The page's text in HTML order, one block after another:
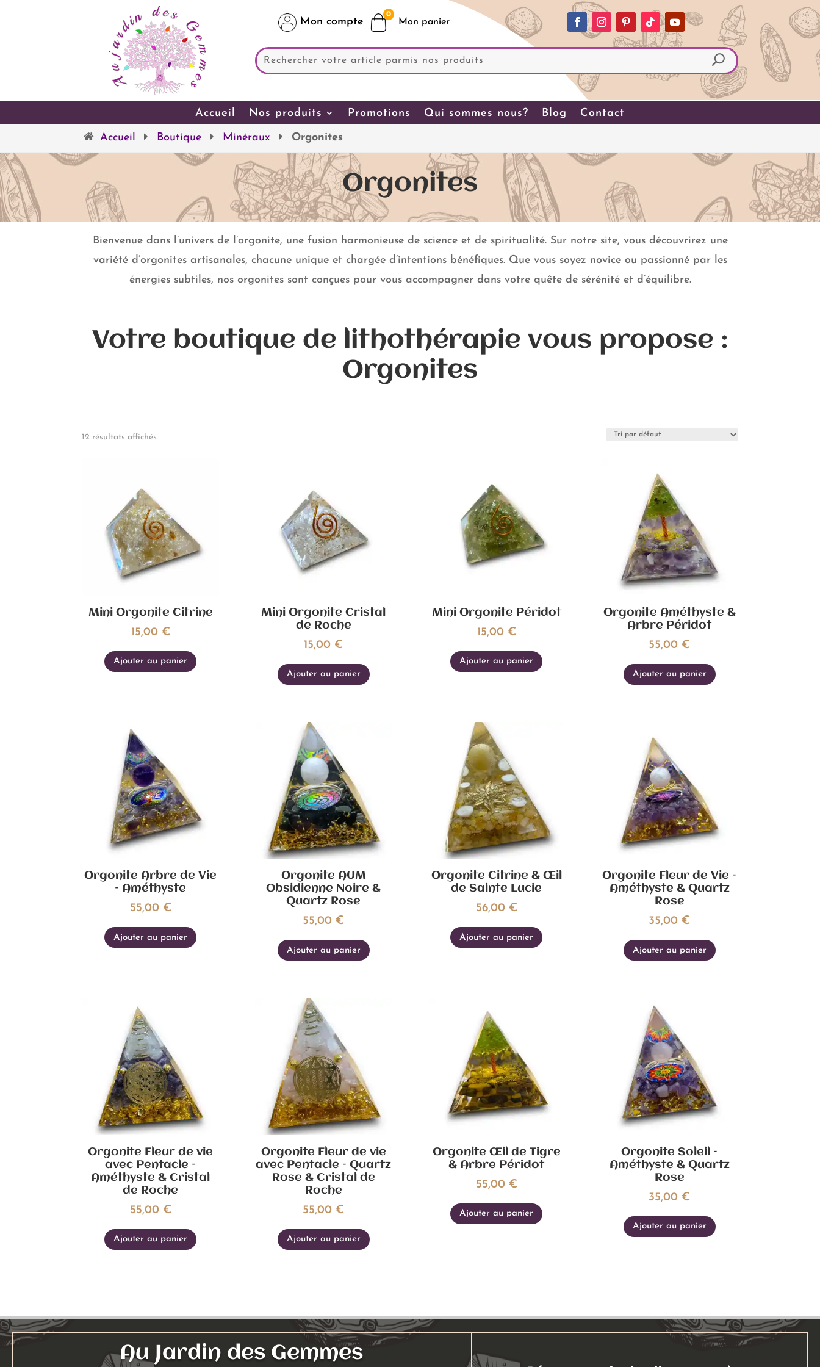
Mon compte
0
Accueil Nos produits Promotions Qui sommes nous? Blog Contact
Accueil Boutique Minéraux Orgonites
Orgonites
Bienvenue dans l’univers de l’orgonite, une fusion harmonieuse de science et de spiritualité. Sur notre site, vous découvrirez une
variété d’orgonites artisanales, chacune unique et chargée d’intentions bénéfiques. Que vous soyez novice ou passionné par les
énergies subtiles, nos orgonites sont conçues pour vous accompagner dans votre quête de sérénité et d’équilibre.
Votre boutique de lithothérapie vous propose :
Orgonites
12 résultats affichés
Mini Orgonite Citrine
15,00 €
Ajouter au panier
Mini Orgonite Cristal
de Roche
15,00 €
Ajouter au panier
Mini Orgonite Péridot
15,00 €
Ajouter au panier
Orgonite Améthyste &
Arbre Péridot
55,00 €
Ajouter au panier
Orgonite Arbre de Vie
– Améthyste
55,00 €
Ajouter au panier
Orgonite AUM
Obsidienne Noire &
Quartz Rose
55,00 €
Ajouter au panier
Orgonite Citrine & Œil
de Sainte Lucie
56,00 €
Ajouter au panier
Orgonite Fleur de Vie –
Améthyste & Quartz
Rose
35,00 €
Ajouter au panier
Orgonite Fleur de vie
avec Pentacle –
Améthyste & Cristal
de Roche
55,00 €
Ajouter au panier
Orgonite Fleur de vie
avec Pentacle – Quartz
Rose & Cristal de
Roche
55,00 €
Ajouter au panier
Orgonite Œil de Tigre
& Arbre Péridot
55,00 €
Ajouter au panier
Orgonite Soleil –
Améthyste & Quartz
Rose
35,00 €
Ajouter au panier
Au Jardin des Gemmes